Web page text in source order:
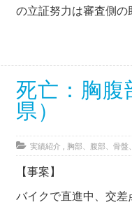
の立証努力は審査側
死亡：胸腹
県）
実績紹介 , 胸部、腹部、骨盤
【事案】
バイクで直進中、交